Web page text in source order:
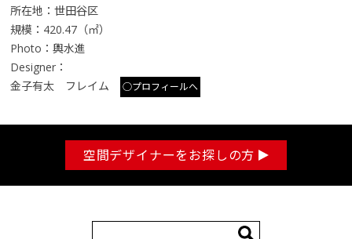
所在地：世田谷区
規模：420.47（㎡）
Photo：輿水進
Designer：
金子有太 フレイム
○プロフィールへ
空間デザイナーをお探しの方